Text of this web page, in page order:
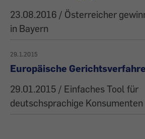
23.08.2016 / Österreicher
in Bayern
29.1.2015
Europäische
29.01.2015 / Einfaches Tool für
deutschsprachige Konsumenten